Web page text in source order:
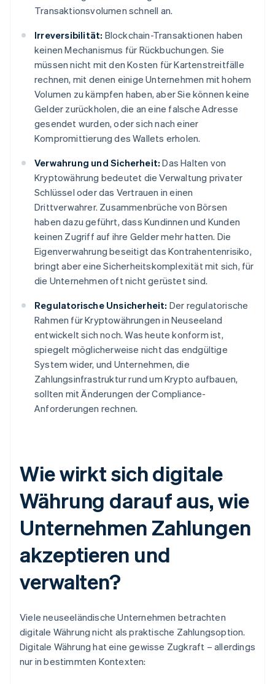
Transaktionsvolumen schnell an.
Irreversibilität: Blockchain-Transaktionen haben
keinen Mechanismus für Rückbuchungen. Sie
müssen nicht mit den Kosten für Kartenstreitfälle
rechnen, mit denen einige Unternehmen mit hohem
Volumen zu kämpfen haben, aber Sie können keine
Gelder zurückholen, die an eine falsche Adresse
gesendet wurden, oder sich nach einer
Kompromittierung des Wallets erholen.
Verwahrung und Sicherheit: Das Halten von
Kryptowährung bedeutet die Verwaltung privater
Schlüssel oder das Vertrauen in einen
Drittverwahrer. Zusammenbrüche von Börsen
haben dazu geführt, dass Kundinnen und Kunden
keinen Zugriff auf ihre Gelder mehr hatten. Die
Eigenverwahrung beseitigt das Kontrahentenrisiko,
bringt aber eine Sicherheitskomplexität mit sich, für
die Unternehmen oft nicht gerüstet sind.
Regulatorische Unsicherheit: Der regulatorische
Rahmen für Kryptowährungen in Neuseeland
entwickelt sich noch. Was heute konform ist,
spiegelt möglicherweise nicht das endgültige
System wider, und Unternehmen, die
Zahlungsinfrastruktur rund um Krypto aufbauen,
sollten mit Änderungen der Compliance-
Anforderungen rechnen.
Wie wirkt sich digitale
Währung darauf aus, wie
Unternehmen Zahlungen
akzeptieren und
verwalten?
Viele neuseeländische Unternehmen betrachten
digitale Währung nicht als praktische Zahlungsoption.
Digitale Währung hat eine gewisse Zugkraft – allerdings
nur in bestimmten Kontexten: